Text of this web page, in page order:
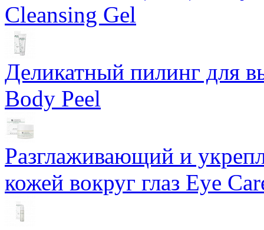
Cleansing Gel
Деликатный пилинг для
Body Peel
Разглаживающий и
кожей вокруг глаз Eye